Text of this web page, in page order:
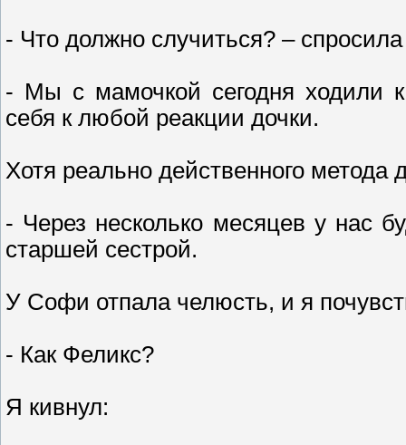
- Что должно случиться? –
- Мы с мамочкой сегодня ходили к
себя к любой реакции дочки.
Хотя реально действенного метода
- Через несколько месяцев у нас
старшей сестрой.
У Софи отпала челюсть, и я
- Как Феликс?
Я кивнул: